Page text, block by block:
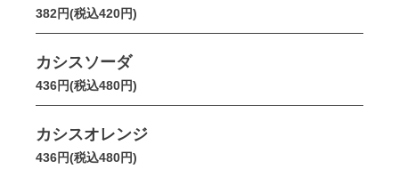
382円(税込420円)
カシスソーダ
436円(税込480円)
カシスオレンジ
436円(税込480円)